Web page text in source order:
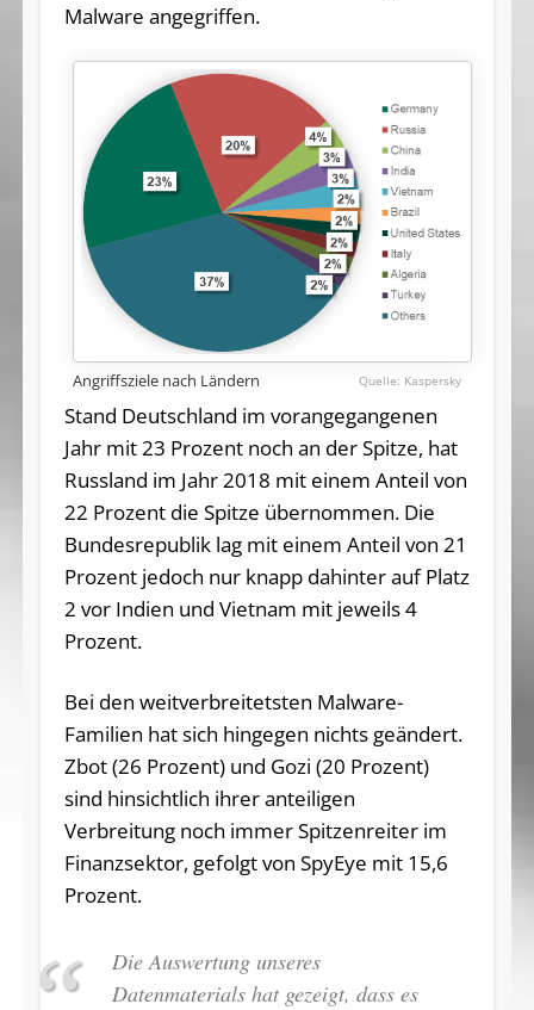
Malware angegriffen.
Angriffsziele nach Ländern Kaspersky
Stand Deutschland im vorangegangenen
Jahr mit 23 Prozent noch an der Spitze, hat
Russland im Jahr 2018 mit einem Anteil von
22 Prozent die Spitze übernommen. Die
Bundesrepublik lag mit einem Anteil von 21
Prozent jedoch nur knapp dahinter auf Platz
2 vor Indien und Vietnam mit jeweils 4
Prozent.
Bei den weitverbreitetsten Malware-
Familien hat sich hingegen nichts geändert.
Zbot (26 Prozent) und Gozi (20 Prozent)
sind hinsichtlich ihrer anteiligen
Verbreitung noch immer Spitzenreiter im
Finanzsektor, gefolgt von SpyEye mit 15,6
Prozent.
Die Auswertung unseres
Datenmaterials hat gezeigt, dass es